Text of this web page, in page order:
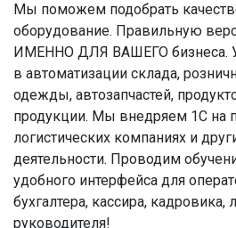
Мы поможем подобрать
оборудование. Правильную
ИМЕННО ДЛЯ ВАШЕГО бизнеса.
в автоматизации склада,
одежды, автозапчастей,
продукции. Мы внедряем 1С на
логистических компаниях и
деятельности. Проводим
удобного интерфейса для
бухгалтера, кассира,
руководителя!